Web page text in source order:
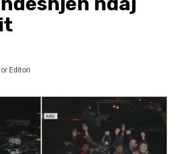
Editori